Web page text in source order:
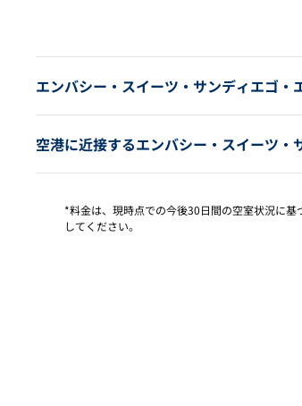
エンバシー・スイーツ・サンディエゴ
空港に近接するエンバシー・スイーツ
*料金は、現時点での今後30日間の空室状況に
してください。